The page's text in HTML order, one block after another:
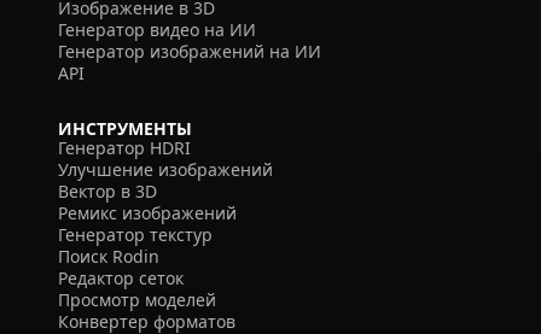
Изображение в 3D
Генератор видео на ИИ
Генератор изображений на ИИ
API
ИНСТРУМЕНТЫ
Генератор HDRI
Улучшение изображений
Вектор в 3D
Ремикс изображений
Генератор текстур
Поиск Rodin
Редактор сеток
Просмотр моделей
Конвертер форматов